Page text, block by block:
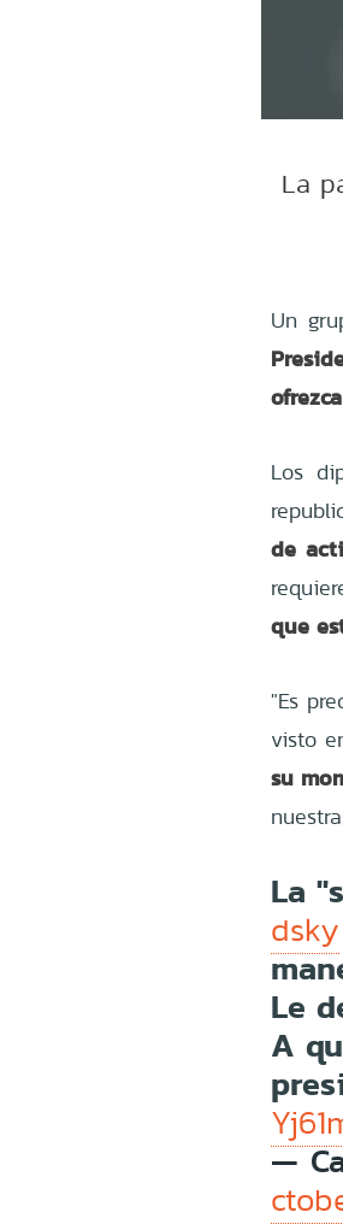
La
Un
Los
de
que
"Es
visto
su
La
dsky
Le
A
—